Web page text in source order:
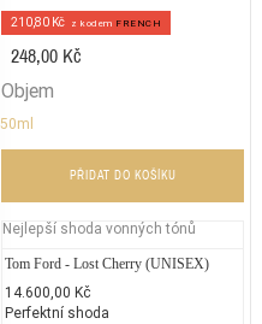
210,80 Kč z kodem FRENCH
248,00 Kč
Objem
50ml
PŘIDAT DO KOŠÍKU
Nejlepší shoda vonných tónů
Tom Ford - Lost Cherry (UNISEX)
14.600,00 Kč
Perfektní shoda